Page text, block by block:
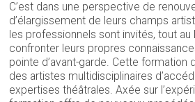
C’est dans une perspective de
d’élargissement de leurs champs
les professionnels sont invités, tout
confronter leurs propres
pointe d’avant-garde. Cette formation
des artistes multidisciplinaires
expertises théâtrales. Axée sur